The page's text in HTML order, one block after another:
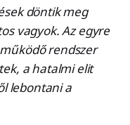
döntik meg
vagyok. Az egyre
rendszer
a hatalmi elit
lebontani a